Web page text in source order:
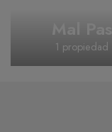
Mal Pas
1 propiedad